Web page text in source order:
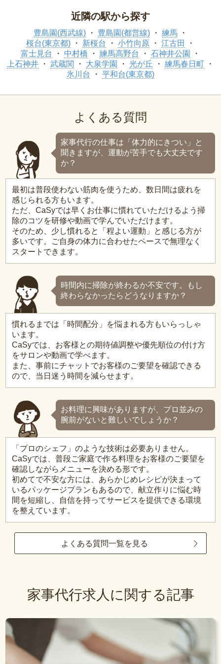
近隣の駅から探す
豊島園(西武線) 豊島園(都営線)
練馬
桜台(東京都)
新桜台 小竹向原
江古田
富士見台
中村橋 練馬高野台
石神井公園
上石神井
武蔵関 大泉学園 光が丘
練馬春日町
氷川台
平和台(東京都)
よくある質問
家事代行の仕事は「体力的にきつい」と
聞きますが、運動が苦手でも大丈夫です
か？
最初は普段使わない筋肉を使うため、数日間は疲れを
感じられる方もいます。
ただ、CaSyでは早くお仕事に慣れていただけるよう掃
除のコツを研修や動画で学んでいただけます。
そのため、少し慣れると「程よい運動」と感じる方が
多いです。ご自身の体力に合わせたペースで無理なく
スタートできます。
時間内に掃除が終わるか不安です。もし
終わらなかったらどうなりますか？
慣れるまでは「時間配分」を悩まれる方もいらっしゃ
います。
CaSyでは、お客様との期待値調整や優先順位の付け方
をサロンや動画で学べます。
また、事前にチャットでお客様のご要望を確認できる
ので、当日迷う時間を減らせます。
お料理に興味がありますが、プロ並みの
腕前がないと難しいでしょうか？
「プロのシェフ」のような技術は必要ありません。
CaSyでは、普段ご家庭で作る料理をお客様のご要望を
確認しながらメニューを決める形です。
初めてで不安な方には、あらかじめレシピが決まって
いるパッケージプランもあるので、献立作りに悩む時
間を短縮し、自信を持ってサービスを提供できる環境
を整えています。
よくある質問一覧を見る
家事代行求人に関する記事